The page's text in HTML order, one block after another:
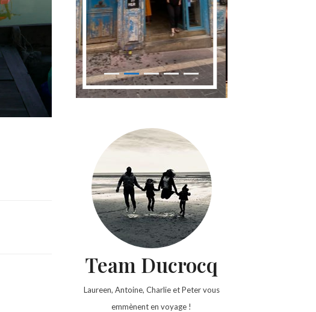
Team Ducrocq
Laureen, Antoine, Charlie et Peter vous
emmènent en voyage !